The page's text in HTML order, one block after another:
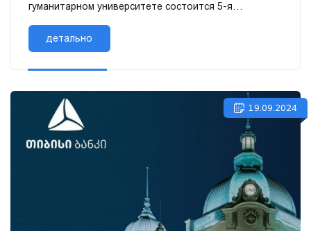
гуманитарном университете состоится 5-я
международная научно-практическая
детально
19.09.2024